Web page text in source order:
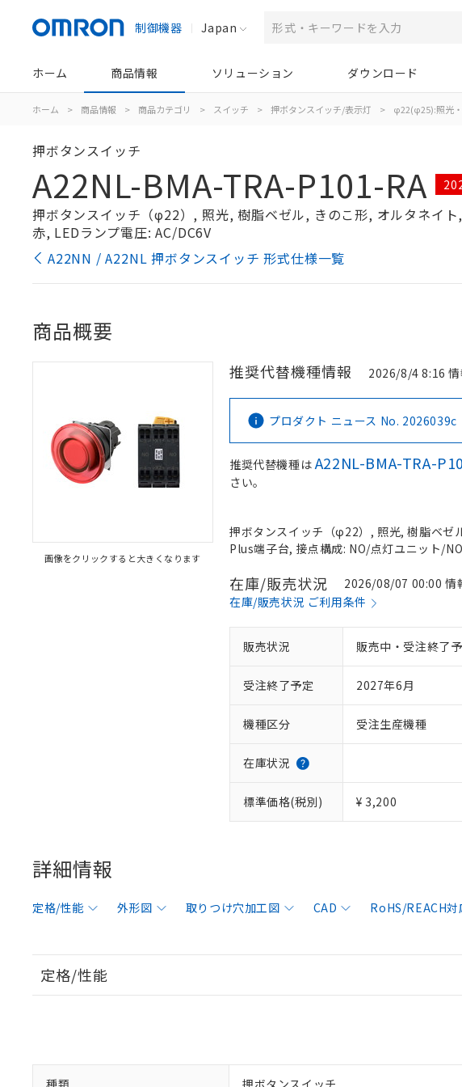
制御機器 Japan
ホーム 商品情報 ソリューション ダウンロード
ホーム > 商品情報 > 商品カテゴリ > スイッチ > 押ボタンスイッチ/表示灯 > φ22(φ25):照光
押ボタンスイッチ
A22NL-BMA-TRA-P101-RA
押ボタンスイッチ（φ22）, 照光, 樹脂ベゼル, きのこ形, オルタネイ
赤, LEDランプ電圧: AC/DC6V
A22NN / A22NL 押ボタンスイッチ 形式仕様一覧
商品概要
画像をクリックすると大きくなります
推奨代替機種情報 2026/8/4 8:16 情
プロダクト ニュース No. 2026039c
推奨代替機種はA22NL-BMA-TRA-
さい。
押ボタンスイッチ（φ22）, 照光, 樹脂ベゼ
Plus端子台, 接点構成: NO/点灯ユニット/
在庫/販売状況
2026/08/07 00:00 情
在庫/販売状況 ご利用条件
販売状況 販売中・受注終了
受注終了予定 2027年6月
機種区分 受注生産機種
在庫状況
標準価格(税別) ¥ 3,200
詳細情報
定格/性能 外形図 取りつけ穴加工図 CAD RoHS/REACH対
定格/性能
種類 押ボタンスイッチ